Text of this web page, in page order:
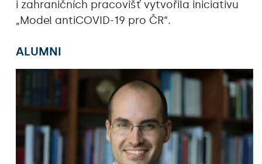
i zahraničních pracovišť vytvořila iniciativu
„Model antiCOVID-19 pro ČR“.
ALUMNI